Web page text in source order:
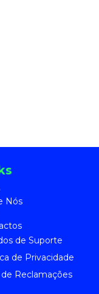
Nós
de Suporte
de Privacidade
Reclamações